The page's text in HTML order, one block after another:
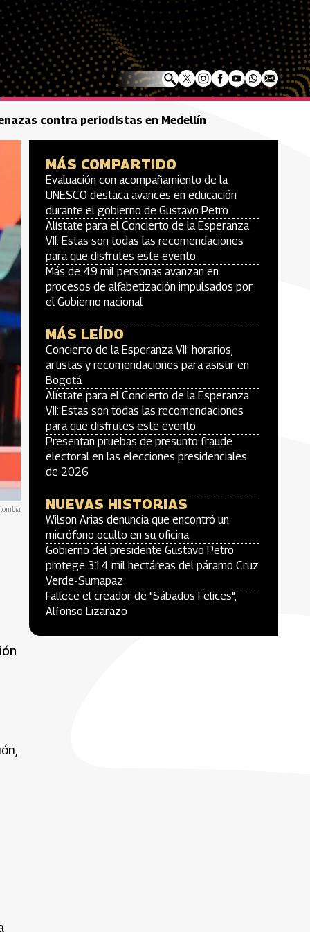
contra periodistas en Medellín
MÁS COMPARTIDO
Evaluación con acompañamiento de la
UNESCO destaca avances en educación
durante el gobierno de Gustavo Petro
Alístate para el Concierto de la Esperanza
VII: Estas son todas las recomendaciones
para que disfrutes este evento
Más de 49 mil personas avanzan en
procesos de alfabetización impulsados por
el Gobierno nacional
MÁS LEÍDO
Concierto de la Esperanza VII: horarios,
artistas y recomendaciones para asistir en
Bogotá
Alístate para el Concierto de la Esperanza
VII: Estas son todas las recomendaciones
para que disfrutes este evento
Presentan pruebas de presunto fraude
electoral en las elecciones presidenciales
de 2026
NUEVAS HISTORIAS
Wilson Arias denuncia que encontró un
micrófono oculto en su oficina
Gobierno del presidente Gustavo Petro
protege 314 mil hectáreas del páramo Cruz
Verde-Sumapaz
Fallece el creador de "Sábados Felices",
Alfonso Lizarazo